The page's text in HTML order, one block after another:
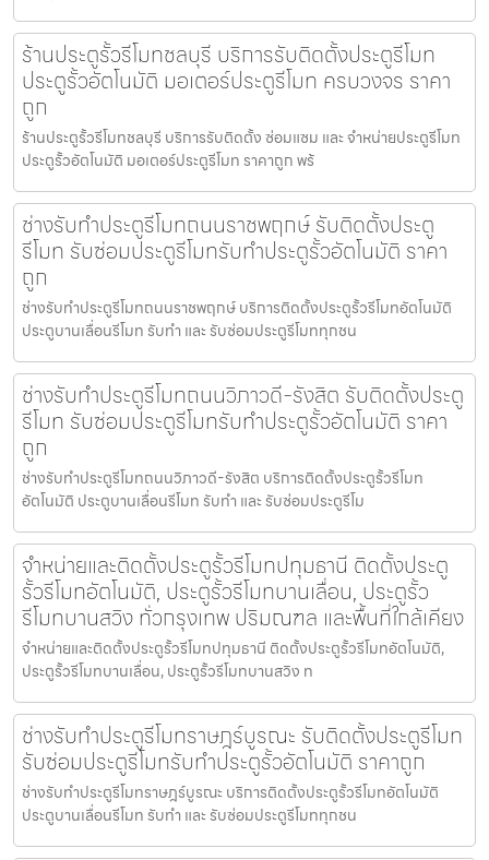
ร้านประตูรั้วรีโมทชลบุรี บริการรับติดตั้งประตูรีโมท
ประตูรั้วอัตโนมัติ มอเตอร์ประตูรีโมท ครบวงจร ราคา
ถูก
ร้านประตูรั้วรีโมทชลบุรี บริการรับติดตั้ง ซ่อมแซม และ จำหน่ายประตูรีโมท
ประตูรั้วอัตโนมัติ มอเตอร์ประตูรีโมท ราคาถูก พร้
ช่างรับทำประตูรีโมทถนนราชพฤกษ์ รับติดตั้งประตู
รีโมท รับซ่อมประตูรีโมทรับทำประตูรั้วอัตโนมัติ ราคา
ถูก
ช่างรับทำประตูรีโมทถนนราชพฤกษ์ บริการติดตั้งประตูรั้วรีโมทอัตโนมัติ
ประตูบานเลื่อนรีโมท รับทำ และ รับซ่อมประตูรีโมททุกชน
ช่างรับทำประตูรีโมทถนนวิภาวดี-รังสิต รับติดตั้งประตู
รีโมท รับซ่อมประตูรีโมทรับทำประตูรั้วอัตโนมัติ ราคา
ถูก
ช่างรับทำประตูรีโมทถนนวิภาวดี-รังสิต บริการติดตั้งประตูรั้วรีโมท
อัตโนมัติ ประตูบานเลื่อนรีโมท รับทำ และ รับซ่อมประตูรีโม
จำหน่ายและติดตั้งประตูรั้วรีโมทปทุมธานี ติดตั้งประตู
รั้วรีโมทอัตโนมัติ, ประตูรั้วรีโมทบานเลื่อน, ประตูรั้ว
รีโมทบานสวิง ทั่วกรุงเทพ ปริมณฑล และพื้นที่ใกล้เคียง
จำหน่ายและติดตั้งประตูรั้วรีโมทปทุมธานี ติดตั้งประตูรั้วรีโมทอัตโนมัติ,
ประตูรั้วรีโมทบานเลื่อน, ประตูรั้วรีโมทบานสวิง ท
ช่างรับทำประตูรีโมทราษฎร์บูรณะ รับติดตั้งประตูรีโมท
รับซ่อมประตูรีโมทรับทำประตูรั้วอัตโนมัติ ราคาถูก
ช่างรับทำประตูรีโมทราษฎร์บูรณะ บริการติดตั้งประตูรั้วรีโมทอัตโนมัติ
ประตูบานเลื่อนรีโมท รับทำ และ รับซ่อมประตูรีโมททุกชน